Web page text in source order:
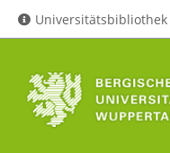
Universitätsbibliothek